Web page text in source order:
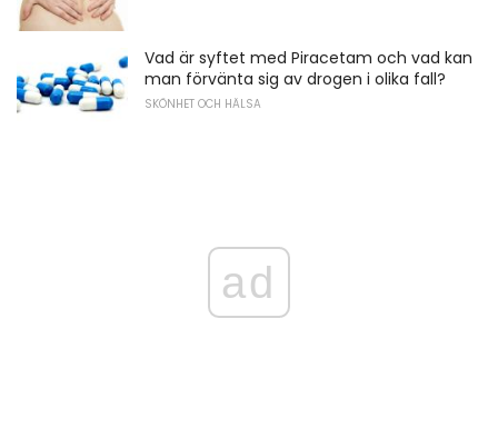
Vad är syftet med Piracetam och vad kan
man förvänta sig av drogen i olika fall?
SKÖNHET OCH HÄLSA
ad